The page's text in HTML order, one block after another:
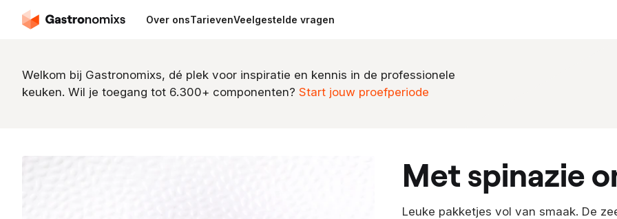
Over onsTarievenVeelgestelde vragen
Welkom bij Gastronomixs, dé plek voor inspiratie en kennis in de professionele
keuken. Wil je toegang tot 6.300+ componenten? Start jouw proefperiode
met spinazie
Leuke pakketjes vol van smaak. De